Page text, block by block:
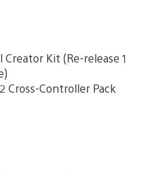
Kit (Re-release 1
Cross-Controller Pack